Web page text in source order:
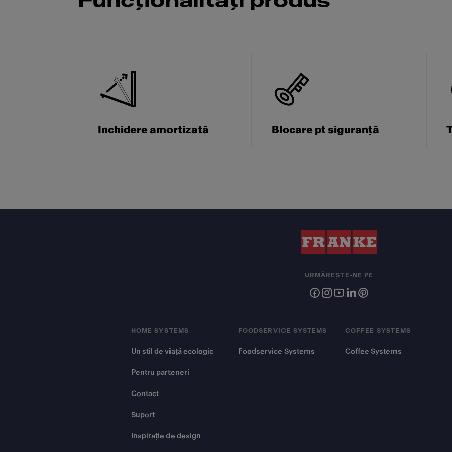
Inchidere amortizată Blocare pt siguranță
HOME SYSTEMS
Un stil de viață ecologic
Pentru parteneri
Contact
Suport
Inspirație de design
FOODSERVICE SYSTEMS
Foodservice Systems
COFFEE SYSTEMS
Coffee Systems
URMĂREȘTE-NE PE